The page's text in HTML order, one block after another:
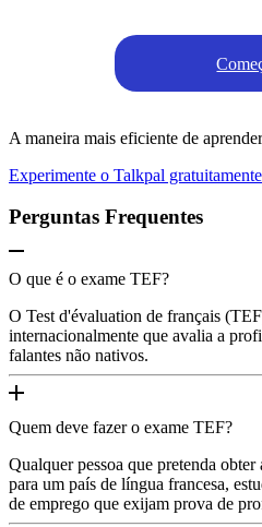
A maneira mais eficiente de
Experimente o Talkpal gratuitamente
Perguntas Frequentes
O que é o exame TEF?
O Test d'évaluation de français
internacionalmente que avalia a
falantes não nativos.
Quem deve fazer o exame TEF?
Qualquer pessoa que pretenda
para um país de língua francesa,
de emprego que exijam prova de